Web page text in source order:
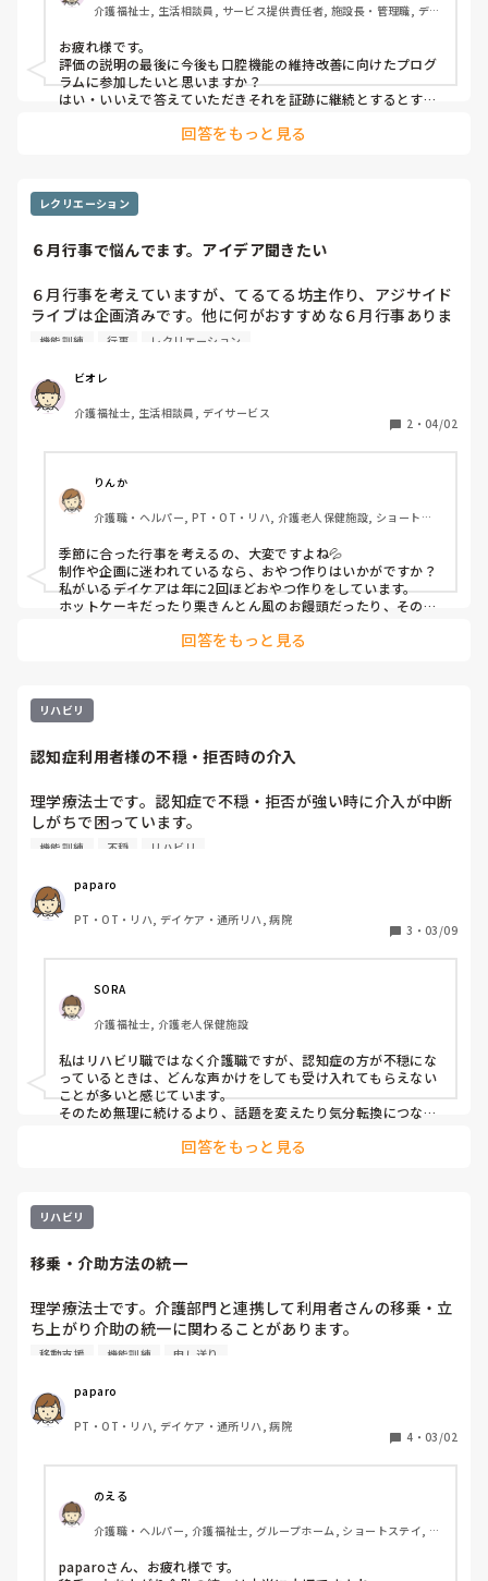
介護福祉士, 生活相談員, サービス提供責任者, 施設長・管理職, デイ
務者研修
お疲れ様です。
評価の説明の最後に今後も口腔機能の維持改善に向けたプログ
ラムに参加したいと思いますか？
はい・いいえで答えていただきそれを証跡に継続とするとすれ
回答をもっと見る
レクリエーション
６月行事で悩んでます。アイデア聞きたい
６月行事を考えていますが、てるてる坊主作り、アジサイド
ライブは企画済みです。他に何がおすすめな６月行事ありま
すか？？すごーく悩んでます💦父の日ってのもありますけ
死んでいていない高齢者多いし。
誰か〜こういうのもありますよ〜っていう６月行事教えて下
さいお願いします🙏
機能訓練 行事 レクリエーション
ビオレ
介護福祉士, 生活相談員, デイサービス
2 ・ 04/02
りんか
介護職・ヘルパー, PT・OT・リハ, 介護老人保健施設, ショートス
季節に合った行事を考えるの、大変ですよね💦
制作や企画に迷われているなら、おやつ作りはいかがですか？
私がいるデイケアは年に2回ほどおやつ作りをしています。
ホットケーキだったり栗きんとん風のお饅頭だったり、その時
女性陣だけではなく、意外と男性陣も率先して動いてくださる
回答をもっと見る
リハビリ
認知症利用者様の不穏・拒否時の介入
理学療法士です。認知症で不穏・拒否が強い時に介入が中断
しがちで困っています。
認知症で不穏や拒否が強い方に対して、介入を入れるタイミ
い。皆さんの現場で使っている定番の声かけ（短いフレー
ズ）や、避けている言い方があれば参考にしたいです。
機能訓練 不穏 リハビリ
paparo
PT・OT・リハ, デイケア・通所リハ, 病院
3 ・ 03/09
SORA
介護福祉士, 介護老人保健施設
私はリハビリ職ではなく介護職ですが、認知症の方が不穏にな
っているときは、どんな声かけをしても受け入れてもらえない
ことが多いと感じています。
そのため無理に続けるより、話題を変えたり気分転換につなが
入浴拒否のときなども、一度切り替えてから声をかけると受け
の場合は、散歩に誘うと逆に帰りたい気持ちが強くなることも
あるので、その方の状況を見ながら対応する必要があると感じ
原因がわからない場合は、普段関わっている介護スタッフに様
い場合は無理に進めず、少し時間を空けてから関わるなど、臨
機応変に対応することも大事だと思います。
回答をもっと見る
リハビリ
移乗・介助方法の統一
理学療法士です。介護部門と連携して利用者さんの移乗・立
ち上がり介助の統一に関わることがあります。
現場ではスタッフ間で介助方法がバラつき、介助量や安全性
皆さんの施設では、介助方法を統一するためにどんな仕組み
（写真掲示、チェック表、動画、申し送りの型、リハ指示の
出し方など）を作っていますか？続けやすい工夫があれば教
移動支援 機能訓練 申し送り
paparo
PT・OT・リハ, デイケア・通所リハ, 病院
4 ・ 03/02
のえる
介護職・ヘルパー, 介護福祉士, グループホーム, ショートステイ, デ
paparoさん、お疲れ様です。